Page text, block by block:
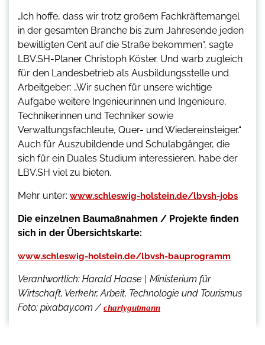
„Ich hoffe, dass wir trotz großem Fachkräftemangel
in der gesamten Branche bis zum Jahresende jeden
bewilligten Cent auf die Straße bekommen“, sagte
LBV.SH-Planer Christoph Köster. Und warb zugleich
für den Landesbetrieb als Ausbildungsstelle und
Arbeitgeber: „Wir suchen für unsere wichtige
Aufgabe weitere Ingenieurinnen und Ingenieure,
Technikerinnen und Techniker sowie
Verwaltungsfachleute, Quer- und Wiedereinsteiger.“
Auch für Auszubildende und Schulabgänger, die
sich für ein Duales Studium interessieren, habe der
LBV.SH viel zu bieten.
Mehr unter: www.schleswig-holstein.de/lbvsh-jobs
Die einzelnen Baumaßnahmen / Projekte finden
sich in der Übersichtskarte:
www.schleswig-holstein.de/lbvsh-bauprogramm
Verantwortlich: Harald Haase | Ministerium für
Wirtschaft, Verkehr, Arbeit, Technologie und Tourismus
Foto: pixabay.com /charlygutmann